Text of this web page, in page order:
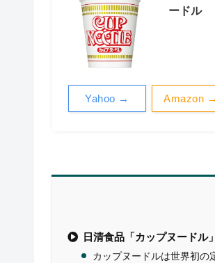
ードル
Amazon →
Yahoo →
日清食品「カップヌードル
カップヌードルは世界初の